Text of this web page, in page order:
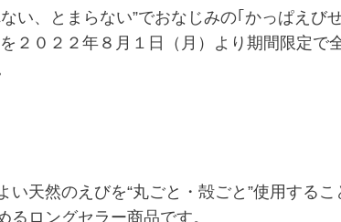
い、とまらない”でおなじみの｢かっぱえ
２０２２年８月１日（月）より期間限定で
天然のえびを“丸ごと・殻ごと”使用する
ロングセラー商品です。